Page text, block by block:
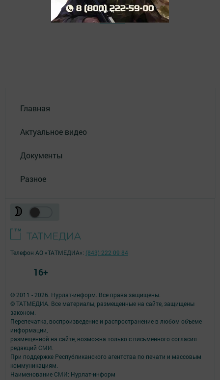
Главная
Актуальное видео
Документы
Разное
© 2011 - 2026. Нурлат-⁠информ. Все права защищены.
© ТАТМЕДИА. Все материалы, размещенные на сайте, защищены
законом.
Перепечатка, воспроизведение и распространение в любом объеме
информации,
размещенной на сайте, возможна только с письменного согласия
редакций СМИ.
При поддержке Республиканского агентства по печати и массовым
коммуникациям.
Наименование СМИ: Нурлат-⁠информ
Телефон АО «ТАТМЕДИА»: (843) 222 09 84
16+